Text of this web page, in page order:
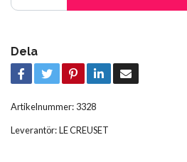
Dela
Artikelnummer: 3328
Leverantör:LE CREUSET